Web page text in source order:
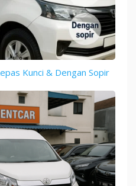
Kunci & Dengan Sopir